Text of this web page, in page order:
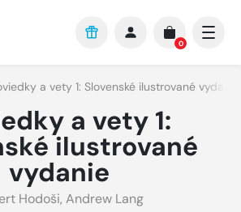
0
a vety 1: Slovenské ilustrované vydanie
a vety 1:
ilustrované
vydanie
Hodoši, Andrew Lang